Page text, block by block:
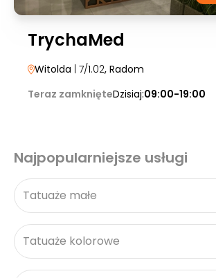
TrychaMed
Witolda | 7/1.02, Radom
Teraz zamknięteDzisiaj:09:00-19:00
Najpopularniejsze usługi
Tatuaże małe
Tatuaże kolorowe